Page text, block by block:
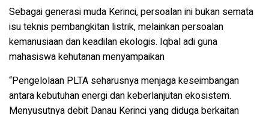
Sebagai generasi muda Kerinci, persoalan ini bukan semata
isu teknis pembangkitan listrik, melainkan persoalan
kemanusiaan dan keadilan ekologis. Iqbal adi guna
mahasiswa kehutanan menyampaikan
“Pengelolaan PLTA seharusnya menjaga keseimbangan
antara kebutuhan energi dan keberlanjutan ekosistem.
Menyusutnya debit Danau Kerinci yang diduga berkaitan